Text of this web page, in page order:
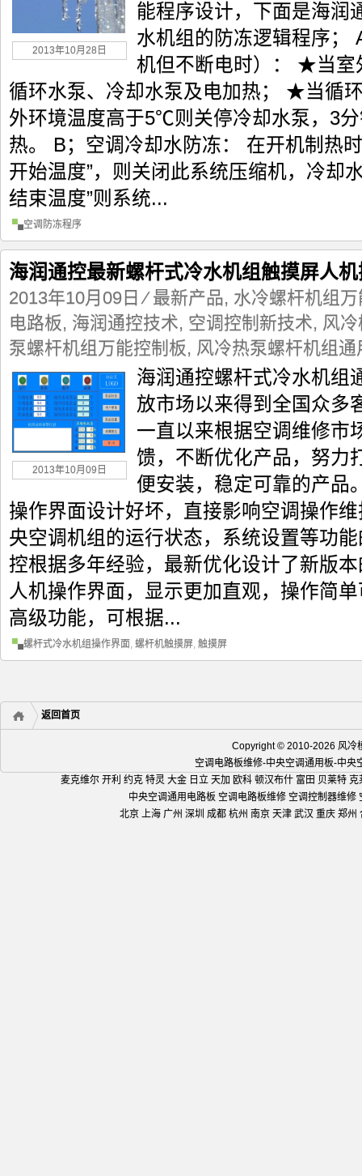
2013年10月28日
能程序设计，下面是海润
水机组的防冻逻辑程序；
机但不断电时）： ★当
循环水泵、冷却水泵及电加热； ★当循
外环境温度高于5℃则关停冷却水泵，3
热。 B；空调冷却水防冻： 在开机制热
开始温度”，则关闭此系统压缩机，冷却
结束温度”则系统...
空调防冻程序
海润通控最新螺杆式冷水机组触摸屏人
2013年10月09日 ⁄最新产品, 水冷螺杆机组
电路板, 海润通控技术, 空调控制新技术, 风
泵螺杆机组万能控制板, 风冷热泵螺杆机组通
2013年10月09日
海润通控螺杆式冷水机组
放市场以来得到全国众多
一直以来根据空调维修市
馈，不断优化产品，努力
便安装，稳定可靠的产品
操作界面设计好坏，直接影响空调操作
央空调机组的运行状态，系统设置等功
控根据多年经验，最新优化设计了新版
人机操作界面，显示更加直观，操作简
高级功能，可根据...
螺杆式冷水机组操作界面, 螺杆机触摸屏, 触摸屏
返回首页
Copyright © 2010-2026 风冷
空调电路板维修-中央空调通用板-中
麦克维尔 开利 约克 特灵 大金 日立 天加 欧科 顿汉布什 富田 贝莱特
中央空调通用电路板 空调电路板维修 空调控制器维
北京 上海 广州 深圳 成都 杭州 南京 天津 武汉 重庆 郑